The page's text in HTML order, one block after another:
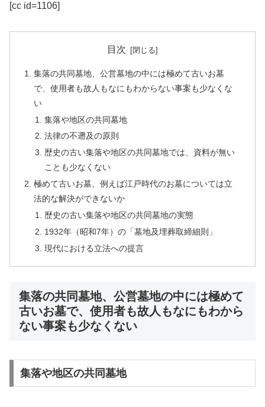
[cc id=1106]
目次
集落の共同墓地、公営墓地の中には極めて古いお墓
で、使用者も故人もなにもわからない事案も少なくな
い
集落や地区の共同墓地
法律の不遡及の原則
歴史の古い集落や地区の共同墓地では、資料が無い
ことも少なくない
極めて古いお墓、例えば江戸時代のお墓については立
法的な解決ができないか
歴史の古い集落や地区の共同墓地の実態
1932年（昭和7年）の「墓地及埋葬取締細則」
現代における立法への提言
集落の共同墓地、公営墓地の中には極めて
古いお墓で、使用者も故人もなにもわから
ない事案も少なくない
集落や地区の共同墓地